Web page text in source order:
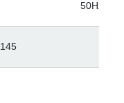
50Hz/
145